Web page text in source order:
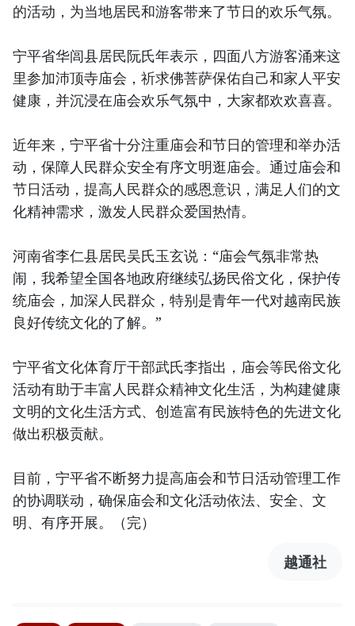
的活动，为当地居民和游客带来了节日的欢乐气氛。
宁平省华闾县居民阮氏年表示，四面八方游客涌来这
里参加沛顶寺庙会，祈求佛菩萨保佑自己和家人平安
健康，并沉浸在庙会欢乐气氛中，大家都欢欢喜喜。
近年来，宁平省十分注重庙会和节日的管理和举办活
动，保障人民群众安全有序文明逛庙会。通过庙会和
节日活动，提高人民群众的感恩意识，满足人们的文
化精神需求，激发人民群众爱国热情。
河南省李仁县居民吴氏玉玄说：“庙会气氛非常热
闹，我希望全国各地政府继续弘扬民俗文化，保护传
统庙会，加深人民群众，特别是青年一代对越南民族
良好传统文化的了解。”
宁平省文化体育厅干部武氏李指出，庙会等民俗文化
活动有助于丰富人民群众精神文化生活，为构建健康
文明的文化生活方式、创造富有民族特色的先进文化
做出积极贡献。
目前，宁平省不断努力提高庙会和节日活动管理工作
的协调联动，确保庙会和文化活动依法、安全、文
明、有序开展。（完）
越通社